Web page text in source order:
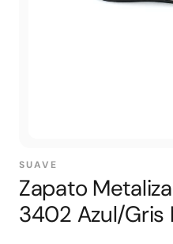
SUAVE
Zapato
3402 Azul/Gris